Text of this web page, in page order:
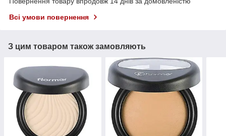
Всі умови повернення
З цим товаром також замовляють